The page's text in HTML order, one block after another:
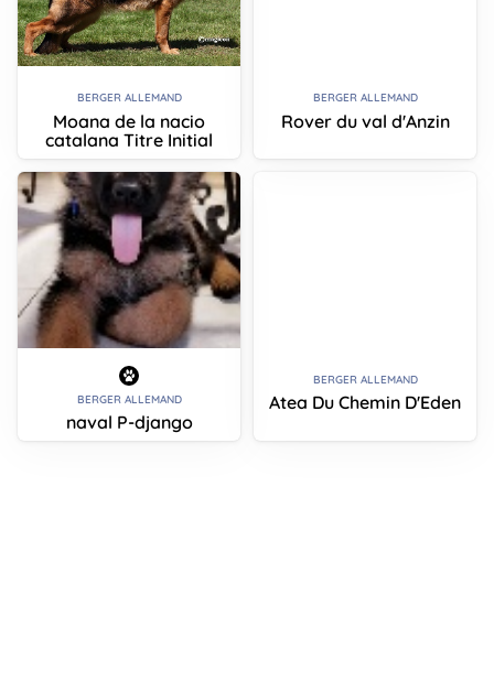
BERGER ALLEMAND
Moana de la nacio
catalana Titre Initial
BERGER ALLEMAND
Rover du val d'Anzin
BERGER ALLEMAND
naval P-django
BERGER ALLEMAND
Atea Du Chemin D'Eden